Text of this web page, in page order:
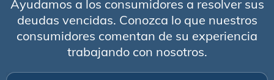
Ayudamos a los consumidores a resolver sus
deudas vencidas. Conozca lo que nuestros
consumidores comentan de su experiencia
trabajando con nosotros.